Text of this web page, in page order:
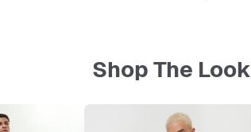
Shop The Look